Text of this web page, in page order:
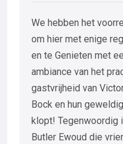
We hebben het
om hier met enige
en te Genieten met
ambiance van het
gastvrijheid van
Bock en hun
klopt! Tegenwoordig
Butler Ewoud die